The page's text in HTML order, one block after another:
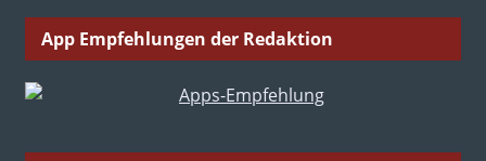
App Empfehlungen der Redaktion